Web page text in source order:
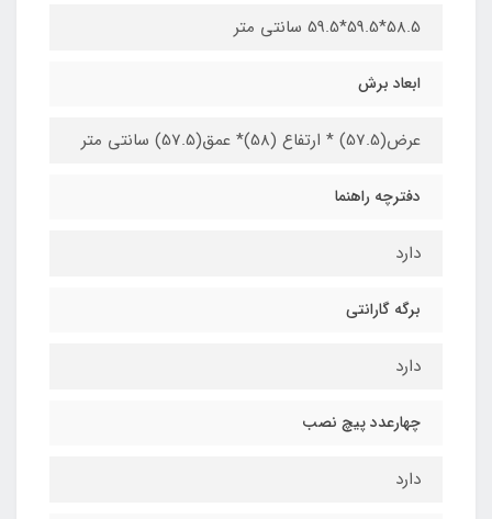
58.5*59.5*59.5 سانتی متر
ابعاد برش
عرض(57.5) * ارتفاع (58)* عمق(57.5) سانتی متر
دفترچه راهنما
دارد
برگه گارانتی
دارد
چهارعدد پیچ نصب
دارد